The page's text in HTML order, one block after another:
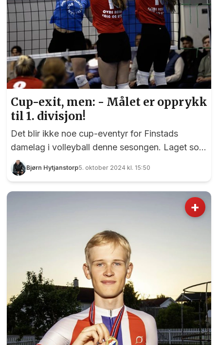
Cup-exit, men: - Målet er opprykk
til 1. divisjon!
Det blir ikke noe cup-eventyr for Finstads
damelag i volleyball denne sesongen. Laget som
i år skal spille i 2. divisjon (nivå tre) kom seg
gjennom regionscupen (kvalifiseringen til NM)
selv. Motstander i torsdagens 16. delsfinalen var
biovitenskapelige universitets idrettslag), og
Finstad åpnet kampen forrykende. Det var mye
å juble for i første sett. Foto: Bjørn Hytjanstorp
Bjørn Hytjanstorp5. oktober 2024 kl. 15:50
+